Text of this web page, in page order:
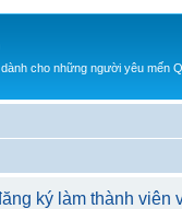
cho những người yêu mến
ký làm thành